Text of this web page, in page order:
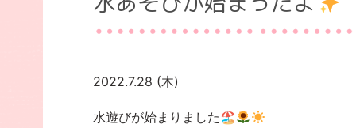
2022.7.28 (木)
水遊びが始まりました🏖